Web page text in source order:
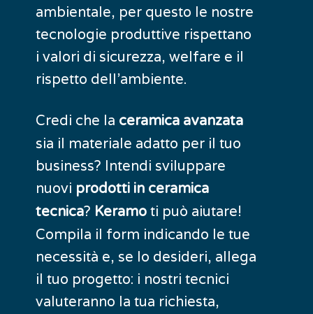
ambientale, per questo le nostre
tecnologie produttive rispettano
i valori di sicurezza, welfare e il
rispetto dell’ambiente.
Credi che la ceramica avanzata
sia il materiale adatto per il tuo
business? Intendi sviluppare
nuovi prodotti in ceramica
tecnica? Keramo ti può aiutare!
Compila il form indicando le tue
necessità e, se lo desideri, allega
il tuo progetto: i nostri tecnici
valuteranno la tua richiesta,